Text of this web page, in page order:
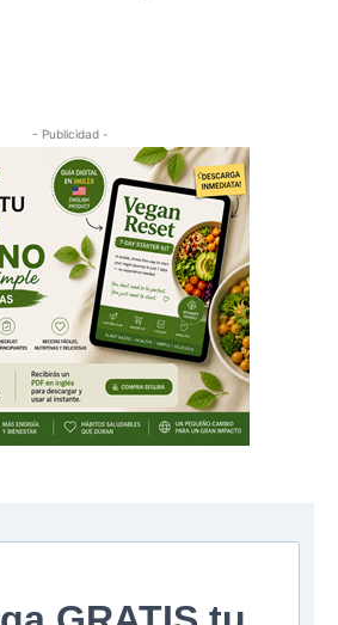
- Publicidad -